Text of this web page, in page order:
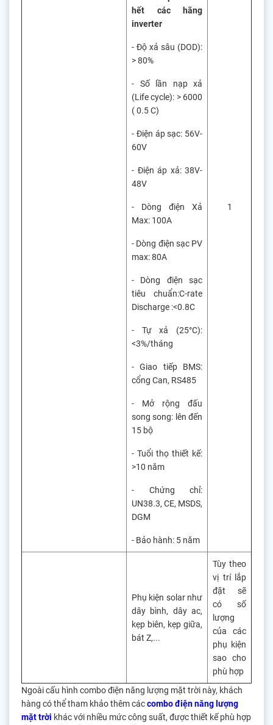
hết các hãng
inverter
- Độ xả sâu (DOD):
> 80%
- Số lần nạp xả
(Life cycle): > 6000
( 0.5 C)
- Điện áp sạc: 56V-
60V
- Điện áp xả: 38V-
48V
- Dòng điện Xả
Max: 100A
- Dòng điện sạc PV
max: 80A
- Dòng điện sạc
tiêu chuẩn:C-rate
Discharge :<0.8C
- Tự xả (25°C):
<3%/tháng
- Giao tiếp BMS:
cổng Can, RS485
- Mở rộng đấu
song song: lên đến
15 bộ
- Tuổi thọ thiết kế:
>10 năm
- Chứng chỉ:
UN38.3, CE, MSDS,
DGM
- Bảo hành: 5 năm
1
Phụ kiện solar như
dây bình, dây ac,
kẹp biên, kẹp giữa,
bát Z,...
Tùy theo
vị trí lắp
đặt sẽ
có số
lượng
của các
phụ kiện
sao cho
phù hợp
Ngoài cấu hình combo điện năng lượng mặt trời này, khách
hàng có thể tham khảo thêm cáccombo điện năng lượng
mặt trời khác với nhiều mức công suất, được thiết kế phù hợp